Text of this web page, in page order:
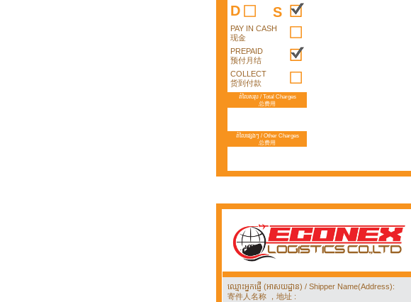
D S
PAY IN CASH
现金
PREPAID
预付月结
COLLECT
货到付款
តំលៃសរុប / Total Charges
总费用
តំលៃផ្សេងៗ / Other Charges
总费用
ឈ្មោះអ្នកផ្ញើ (អាសយដ្ឋាន) / Shipper Name(Address):
寄件人名称 ，地址 :